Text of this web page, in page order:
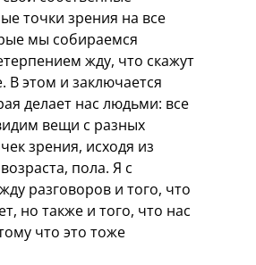
точки зрения на все
мы собираемся
жду, что скажут
В этом и заключается
делает нас людьми: все
вещи с разных
зрения, исходя из
пола. Я с
разговоров и того, что
но также и того, что нас
что это тоже